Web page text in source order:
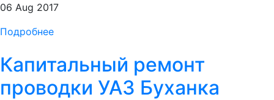
06 Aug 2017
Подробнее
Капитальный ремонт
проводки УАЗ Буханка